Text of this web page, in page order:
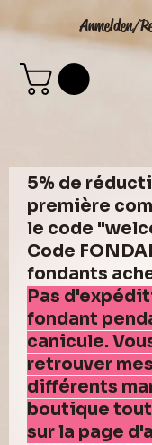
Anmelden/
5% de
première
le code
Code
fondants
Pas
fondant
canicule.
retrouver
différents
boutique
sur la page